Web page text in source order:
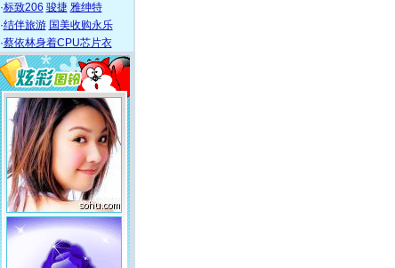
·标致206 骏捷 雅绅特
·结伴旅游 国美收购永乐
·蔡依林身着CPU芯片衣